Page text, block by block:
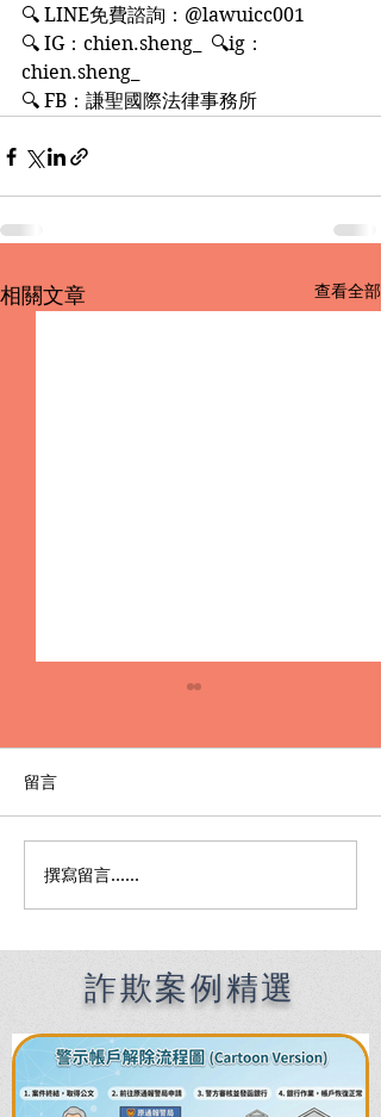
🔍 LINE免費諮詢：@lawuicc001
🔍 IG：chien.sheng_  🔍ig：
chien.sheng_
🔍 FB：謙聖國際法律事務所
相關文章 查看全部
Premier English
Speaking Criminal
Filipinos in Taiwan:
Chien Sheng
International Law Firm
留言
撰寫留言......
詐欺案例精選